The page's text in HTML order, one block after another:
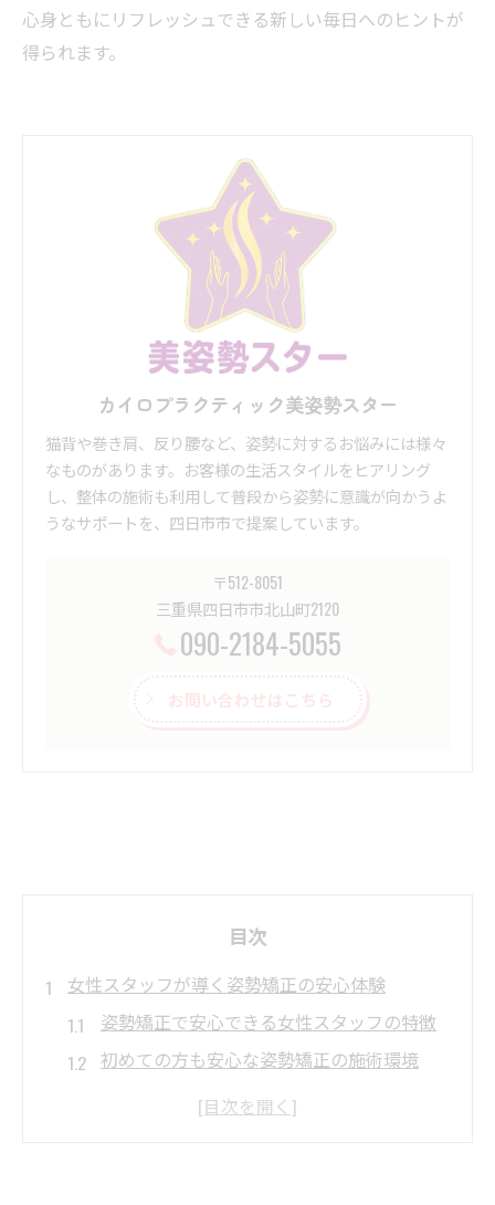
心身ともにリフレッシュできる新しい毎日へのヒントが
得られます。
カイロプラクティック美姿勢スター
猫背や巻き肩、反り腰など、姿勢に対するお悩みには様々
なものがあります。お客様の生活スタイルをヒアリング
し、整体の施術も利用して普段から姿勢に意識が向かうよ
うなサポートを、四日市市で提案しています。
〒512-8051
三重県四日市市北山町2120
090-2184-5055
お問い合わせはこちら
目次
女性スタッフが導く姿勢矯正の安心体験
姿勢矯正で安心できる女性スタッフの特徴
初めての方も安心な姿勢矯正の施術環境
女性スタッフによる姿勢矯正の配慮ポイン